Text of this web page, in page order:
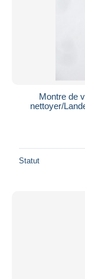
Montre de
nettoyer/
Statut